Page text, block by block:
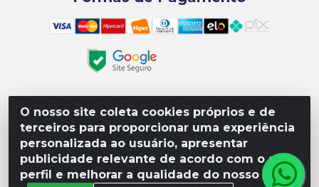
O nosso site coleta cookies próprios e de
terceiros para proporcionar uma experiência
personalizada ao usuário, apresentar
publicidade relevante de acordo com o seu
perfil e melhorar a qualidade do nosso site.
Matriz R3 Suprimentos - Rua 14, Polo Empresarial Goiás
– Etapa III, Quadra: 15; Lote 04, Aparecida de
Goiânia/GO, CEP 74985-182. - CNPJ 10.641.901/0001-16